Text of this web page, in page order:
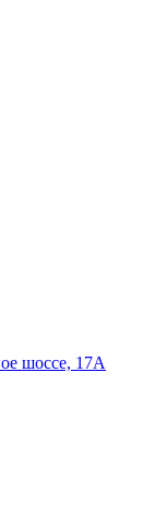
шоссе, 17А